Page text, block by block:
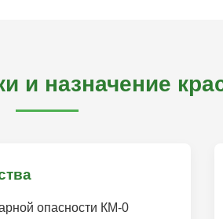
и назначение
опасности КМ-0